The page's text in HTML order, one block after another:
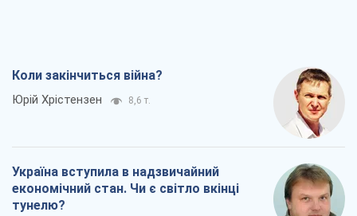
Коли закінчиться війна?
Юрій Хрістензен 8,6 т.
Україна вступила в надзвичайний
економічний стан. Чи є світло вкінці
тунелю?